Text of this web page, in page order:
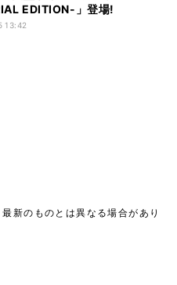
EDITION-」登場!
13:42
新のものとは異なる場合があり